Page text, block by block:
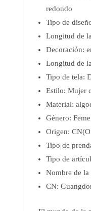
redondo
Tipo de
Longitud de
Decoración:
Longitud de
Tipo de tela:
Estilo: Mujer
Material:
Género:
Origen:
Tipo de
Tipo de
Nombre de la
CN: